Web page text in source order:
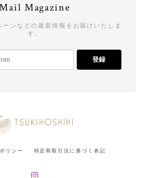
Magazine
ーンなどの最新情報をお届けいたしま
す。
登録
リシー 特定商取引法に基づく表記